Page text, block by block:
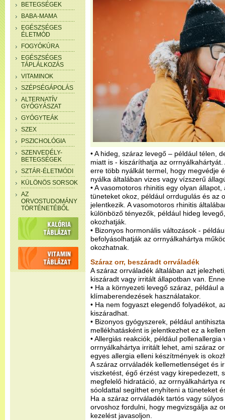
BETEGSÉGEK
BABA-MAMA
EGÉSZSÉGES
ÉLETMÓD
FOGYÓKÚRA
EGÉSZSÉGES
TÁPLÁLKOZÁS
VITAMINOK
SZÉPSÉGÁPOLÁS
ALTERNATÍV
GYÓGYÁSZAT
GYÓGYTEÁK
SZEX
PSZICHOLÓGIA
SZENVEDÉLY-
BETEGSÉGEK
SZTÁR-ÉLETMÓDI
KÜLÖNÖS SORSOK
AZ
ORVOSTUDOMÁNY
TÖRTÉNETÉBŐL
• A hideg, száraz levegő – például télen,
miatt is - kiszáríthatja az
erre több nyálkát termel, hogy megvédje
nyálka általában vizes vagy vízszerű
• A vasomotoros rhinitis egy olyan
tüneteket okoz, például orrdugulás és az
jelentkezik. A vasomotoros rhinitis
különböző tényezők, például hideg
okozhatják.
• Bizonyos hormonális változások -
befolyásolhatják az orrnyálkahártya
okozhatnak.
Száraz orr, beszáradt orrváladék
A száraz orrváladék általában azt
kiszáradt vagy irritált állapotban van.
• Ha a környezeti levegő száraz, például
klímaberendezések használatakor.
• Ha nem fogyaszt elegendő folyadékot,
kiszáradhat.
• Bizonyos gyógyszerek, például
mellékhatásként is jelentkezhet ez a
• Allergiás reakciók, például
orrnyálkahártya irritált lehet, ami száraz
egyes allergia elleni készítmények is
A száraz orrváladék kellemetlenséget és
viszketést, égő érzést vagy kirepedezett,
megfelelő hidratáció, az orrnyálkahártya
sóoldattal segíthet enyhíteni a tüneteket
Ha a száraz orrváladék tartós vagy
orvoshoz fordulni, hogy megvizsgálja az
kezelést javasoljon.